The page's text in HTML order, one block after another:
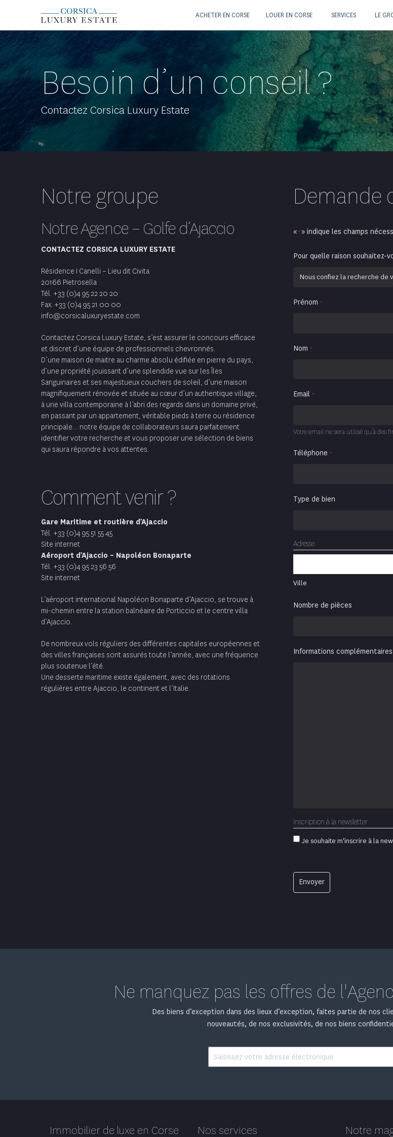
ACHETER EN CORSE LOUER EN CORSE SERVICES LE
Besoin d’un conseil ?
Contactez Corsica Luxury Estate
Demande
«*» indique les champs
Pour quelle raison souhaitez-
Prénom *
Nom *
Email *
Votre email ne sera utilisé qu’à des
Téléphone *
Type de bien
Adresse
Ville
Nombre de pièces
Informations complémentaires
Inscription à la newsletter
Je souhaite m'inscrire à la
Notre groupe
Notre Agence – Golfe d’Ajaccio
CONTACTEZ CORSICA LUXURY ESTATE
Résidence I Canelli – Lieu dit Civita
20166 Pietrosella
Tél. +33 (0)4 95 22 20 20
Fax. +33 (0)4 95 21 00 00
info@corsicaluxuryestate.com
Contactez Corsica Luxury Estate, s’est assurer le concours efficace
et discret d’une équipe de professionnels chevronnés.
D’une maison de maitre au charme absolu édifiée en pierre du pays,
d’une propriété jouissant d’une splendide vue sur les Îles
Sanguinaires et ses majestueux couchers de soleil, d’une maison
magnifiquement rénovée et située au cœur d’un authentique village,
à une villa contemporaine à l’abri des regards dans un domaine privé,
en passant par un appartement, véritable pieds à terre ou résidence
principale… notre équipe de collaborateurs saura parfaitement
identifier votre recherche et vous proposer une sélection de biens
qui saura répondre à vos attentes.
Comment venir ?
Gare Maritime et routière d’Ajaccio
Tél. +33 (0)4 95 51 55 45
Site internet
Aéroport d’Ajaccio – Napoléon Bonaparte
Tél. +33 (0)4 95 23 56 56
Site internet
L’aéroport international Napoléon Bonaparte d’Ajaccio, se trouve à
mi-chemin entre la station balnéaire de Porticcio et le centre villa
d’Ajaccio.
De nombreux vols réguliers des différentes capitales européennes et
des villes françaises sont assurés toute l’année, avec une fréquence
plus soutenue l’été.
Une desserte maritime existe également, avec des rotations
régulières entre Ajaccio, le continent et l’Italie.
Ne manquez pas les offres de
Des biens d’exception dans des lieux d’exception, faites partie de nos
nouveautés, de nos exclusivités, de nos biens
Immobilier de luxe en Corse Nos services Notre